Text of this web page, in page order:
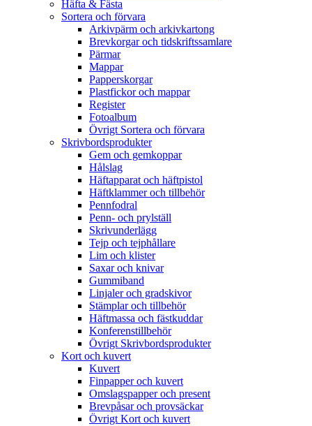
Häfta & Fästa
Sortera och förvara
Arkivpärm och arkivkartong
Brevkorgar och tidskriftssamlare
Pärmar
Mappar
Papperskorgar
Plastfickor och mappar
Register
Fotoalbum
Övrigt Sortera och förvara
Skrivbordsprodukter
Gem och gemkoppar
Hålslag
Häftapparat och häftpistol
Häftklammer och tillbehör
Pennfodral
Penn- och prylställ
Skrivunderlägg
Tejp och tejphållare
Lim och klister
Saxar och knivar
Gummiband
Linjaler och gradskivor
Stämplar och tillbehör
Häftmassa och fästkuddar
Konferenstillbehör
Övrigt Skrivbordsprodukter
Kort och kuvert
Kuvert
Finpapper och kuvert
Omslagspapper och present
Brevpåsar och provsäckar
Övrigt Kort och kuvert